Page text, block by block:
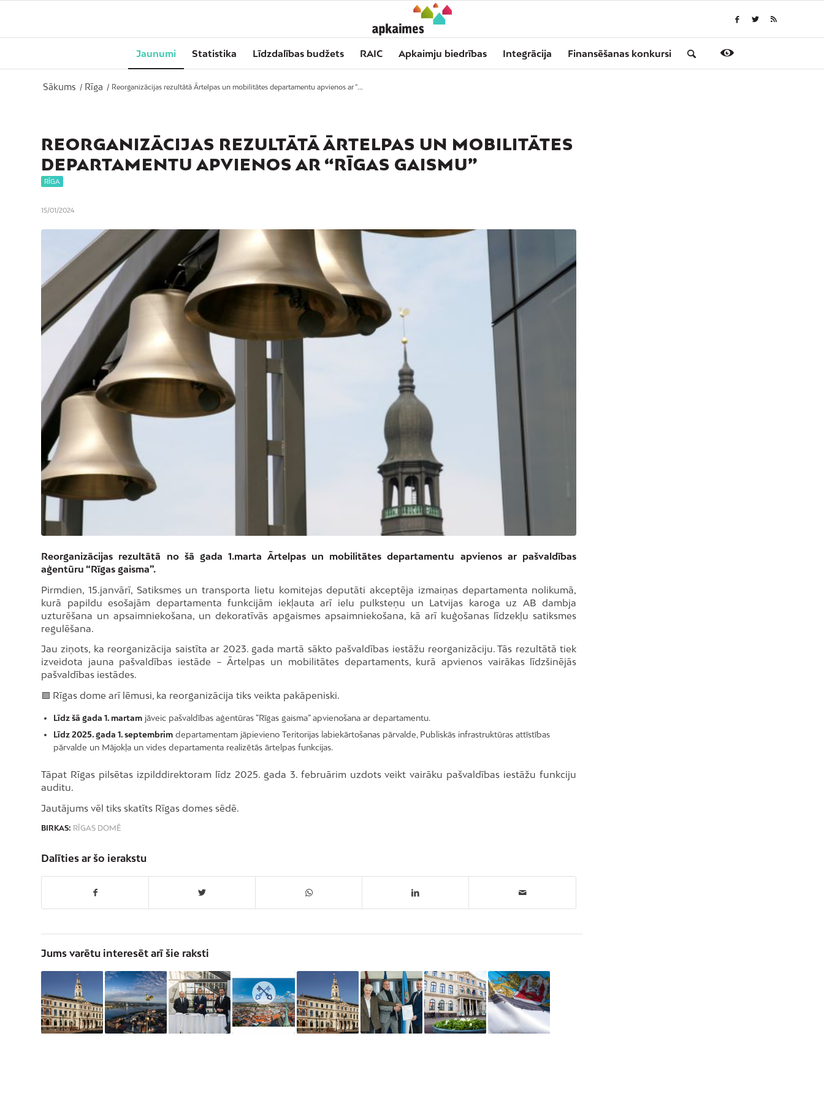
Jaunumi Statistika Līdzdalības budžets RAIC Apkaimju biedrības Integrācija Finansēšanas konkursi
Sākums / Rīga / Reorganizācijas rezultātā Ārtelpas un mobilitātes departamentu apvienos ar “...
REORGANIZĀCIJAS REZULTĀTĀ ĀRTELPAS UN MOBILITĀTES
DEPARTAMENTU APVIENOS AR “RĪGAS GAISMU”
RĪGA
15/01/2024
Reorganizācijas rezultātā no šā gada 1.marta Ārtelpas un mobilitātes departamentu apvienos ar pašvaldības
aģentūru “Rīgas gaisma”.
Pirmdien, 15.janvārī, Satiksmes un transporta lietu komitejas deputāti akceptēja izmaiņas departamenta nolikumā,
kurā papildu esošajām departamenta funkcijām iekļauta arī ielu pulksteņu un Latvijas karoga uz AB dambja
uzturēšana un apsaimniekošana, un dekoratīvās apgaismes apsaimniekošana, kā arī kuģošanas līdzekļu satiksmes
regulēšana.
Jau ziņots, ka reorganizācija saistīta ar 2023. gada martā sākto pašvaldības iestāžu reorganizāciju. Tās rezultātā tiek
izveidota jauna pašvaldības iestāde – Ārtelpas un mobilitātes departaments, kurā apvienos vairākas līdzšinējās
pašvaldības iestādes.
🟩 Rīgas dome arī lēmusi, ka reorganizācija tiks veikta pakāpeniski.
Līdz šā gada 1. martam jāveic pašvaldības aģentūras “Rīgas gaisma” apvienošana ar departamentu.
Līdz 2025. gada 1. septembrim departamentam jāpievieno Teritorijas labiekārtošanas pārvalde, Publiskās infrastruktūras attīstības
pārvalde un Mājokļa un vides departamenta realizētās ārtelpas funkcijas.
Tāpat Rīgas pilsētas izpilddirektoram līdz 2025. gada 3. februārim uzdots veikt vairāku pašvaldības iestāžu funkciju
auditu.
Jautājums vēl tiks skatīts Rīgas domes sēdē.
BIRKAS: RĪGAS DOMĒ
Dalīties ar šo ierakstu
Jums varētu interesēt arī šie raksti